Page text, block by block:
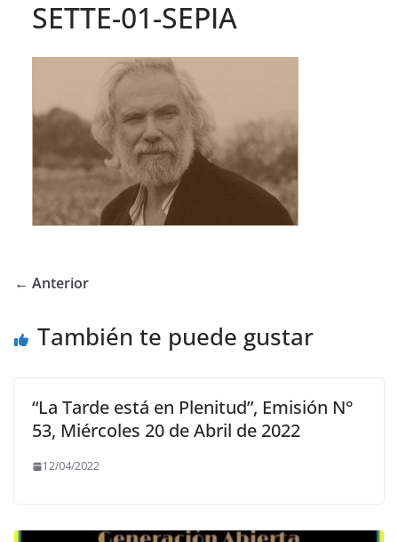
SETTE-01-SEPIA
← Anterior
También te puede gustar
“La Tarde está en Plenitud”, Emisión N°
53, Miércoles 20 de Abril de 2022
12/04/2022